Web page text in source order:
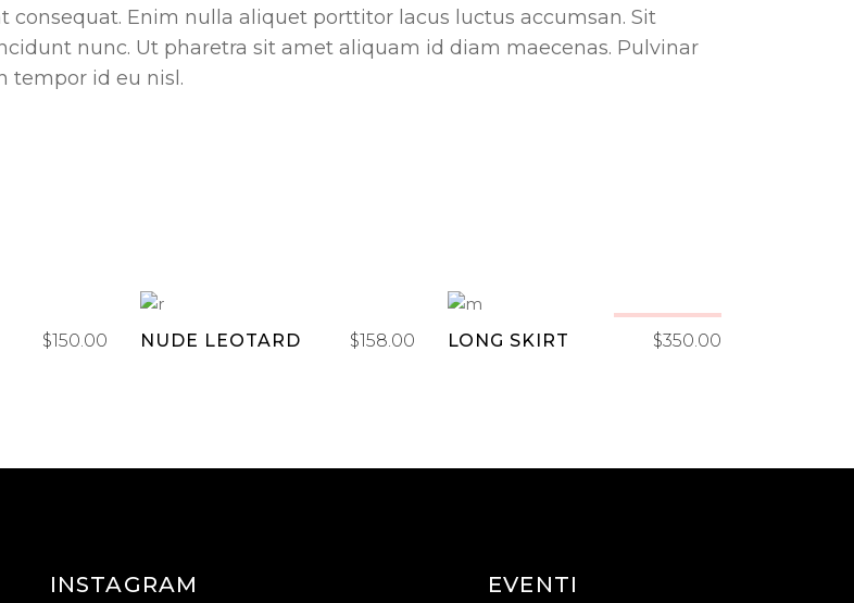
Enim nulla aliquet porttitor lacus luctus accumsan. Sit
nunc. Ut pharetra sit amet aliquam id diam maecenas. Pulvinar
tempor id eu nisl.
$150.00
CARRELLO
NUDE LEOTARD $158.00 Sold
LONG SKIRT $350.00
INSTAGRAM EVENTI